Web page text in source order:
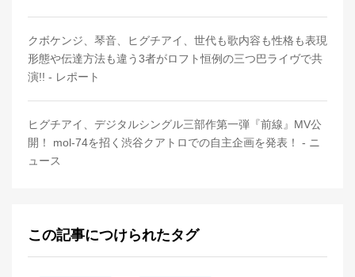
クボケンジ、琴音、ヒグチアイ、世代も歌内容も性格も表現
形態や伝達方法も違う3者がロフト恒例の三つ巴ライヴで共
演!! - レポート
ヒグチアイ、デジタルシングル三部作第一弾『前線』MV公
開！ mol-74を招く渋谷クアトロでの自主企画を発表！ - ニ
ュース
この記事につけられたタグ